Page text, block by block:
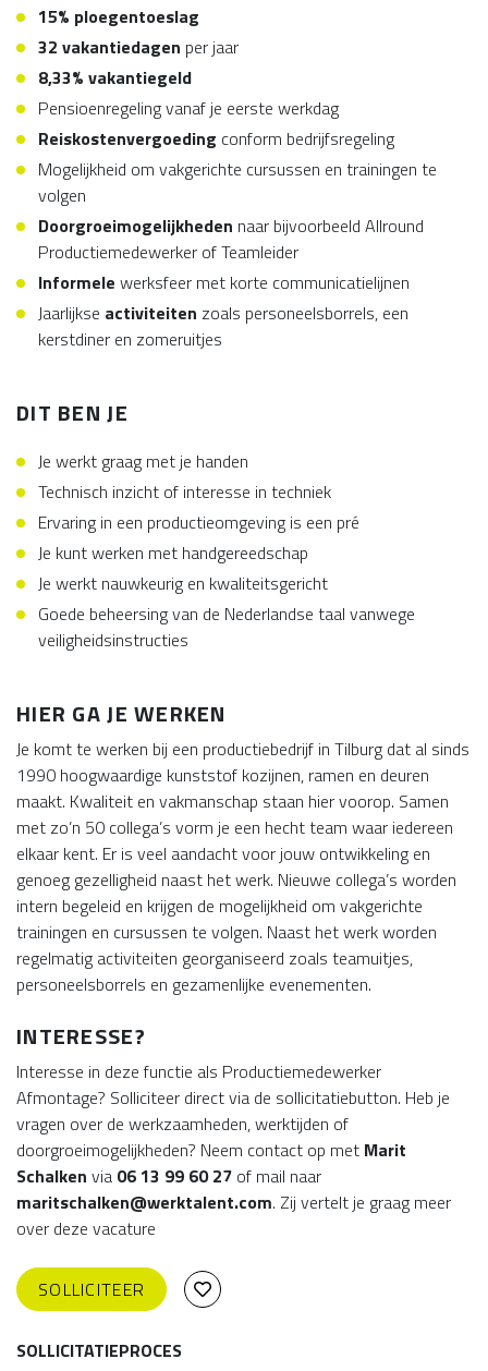
15% ploegentoeslag
32 vakantiedagen per jaar
8,33% vakantiegeld
Pensioenregeling vanaf je eerste werkdag
Reiskostenvergoeding conform bedrijfsregeling
Mogelijkheid om vakgerichte cursussen en trainingen te
volgen
Doorgroeimogelijkheden naar bijvoorbeeld Allround
Productiemedewerker of Teamleider
Informele werksfeer met korte communicatielijnen
Jaarlijkse activiteiten zoals personeelsborrels, een
kerstdiner en zomeruitjes
DIT BEN JE
Je werkt graag met je handen
Technisch inzicht of interesse in techniek
Ervaring in een productieomgeving is een pré
Je kunt werken met handgereedschap
Je werkt nauwkeurig en kwaliteitsgericht
Goede beheersing van de Nederlandse taal vanwege
veiligheidsinstructies
HIER GA JE WERKEN
Je komt te werken bij een productiebedrijf in Tilburg dat al sinds
1990 hoogwaardige kunststof kozijnen, ramen en deuren
maakt. Kwaliteit en vakmanschap staan hier voorop. Samen
met zo’n 50 collega’s vorm je een hecht team waar iedereen
elkaar kent. Er is veel aandacht voor jouw ontwikkeling en
genoeg gezelligheid naast het werk. Nieuwe collega’s worden
intern begeleid en krijgen de mogelijkheid om vakgerichte
trainingen en cursussen te volgen. Naast het werk worden
regelmatig activiteiten georganiseerd zoals teamuitjes,
personeelsborrels en gezamenlijke evenementen.
INTERESSE?
Interesse in deze functie als Productiemedewerker
Afmontage? Solliciteer direct via de sollicitatiebutton. Heb je
vragen over de werkzaamheden, werktijden of
doorgroeimogelijkheden? Neem contact op met Marit
Schalken via 06 13 99 60 27 of mail naar
maritschalken@werktalent.com. Zij vertelt je graag meer
over deze vacature
SOLLICITEER
SOLLICITATIEPROCES